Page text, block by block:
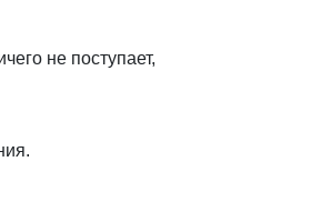
не поступает,